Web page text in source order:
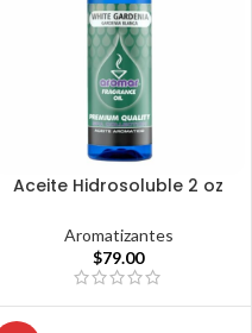
Aceite Hidrosoluble 2 oz
Aromatizantes
$79.00